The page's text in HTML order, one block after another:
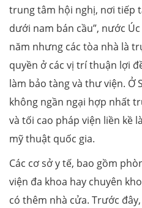
trung tâm hội nghị, nơi tiếp
dưới nam bán cầu”, nước
năm nhưng các tòa nhà là
quyền ở các vị trí thuận lợi
làm bảo tàng và thư viện. Ở
không ngần ngại hợp nhất
và tối cao pháp viện liền kề
mỹ thuật quốc gia.
Các cơ sở y tế, bao gồm
viện đa khoa hay chuyên
có thêm nhà cửa. Trước